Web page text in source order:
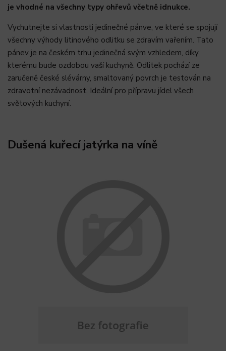
je vhodné na všechny typy ohřevů včetně idnukce.
Vychutnejte si vlastnosti jedinečné pánve, ve které se spojují
všechny výhody litinového odlitku se zdravím vařením. Tato
pánev je na českém trhu jedinečná svým vzhledem, díky
kterému bude ozdobou vaší kuchyně. Odlitek pochází ze
zaručeně české slévárny, smaltovaný povrch je testován na
zdravotní nezávadnost. Ideální pro přípravu jídel všech
světových kuchyní.
Dušená kuřecí jatýrka na víně